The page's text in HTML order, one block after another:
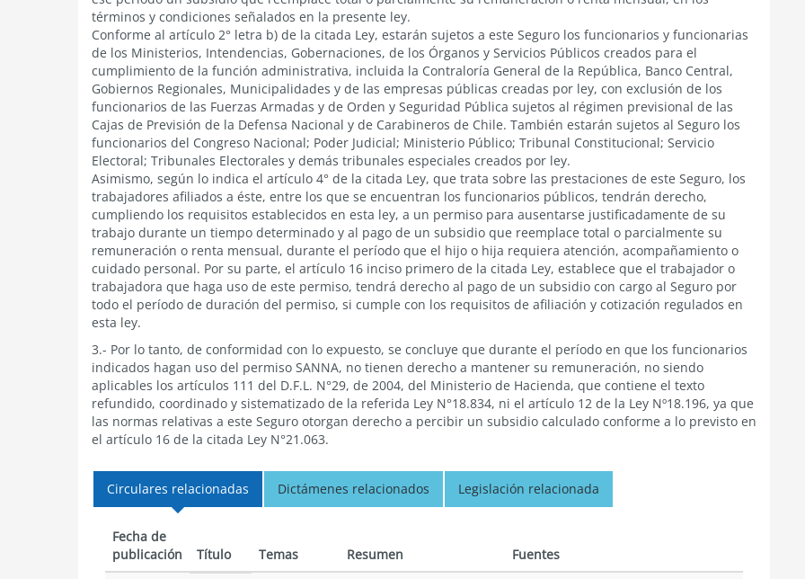
términos y condiciones señalados en la presente ley.
Conforme al artículo 2° letra b) de la citada Ley, estarán sujetos a este Seguro los funcionarios y funcionarias
de los Ministerios, Intendencias, Gobernaciones, de los Órganos y Servicios Públicos creados para el
cumplimiento de la función administrativa, incluida la Contraloría General de la República, Banco Central,
Gobiernos Regionales, Municipalidades y de las empresas públicas creadas por ley, con exclusión de los
funcionarios de las Fuerzas Armadas y de Orden y Seguridad Pública sujetos al régimen previsional de las
Cajas de Previsión de la Defensa Nacional y de Carabineros de Chile. También estarán sujetos al Seguro los
funcionarios del Congreso Nacional; Poder Judicial; Ministerio Público; Tribunal Constitucional; Servicio
Electoral; Tribunales Electorales y demás tribunales especiales creados por ley.
Asimismo, según lo indica el artículo 4° de la citada Ley, que trata sobre las prestaciones de este Seguro, los
trabajadores afiliados a éste, entre los que se encuentran los funcionarios públicos, tendrán derecho,
cumpliendo los requisitos establecidos en esta ley, a un permiso para ausentarse justificadamente de su
trabajo durante un tiempo determinado y al pago de un subsidio que reemplace total o parcialmente su
remuneración o renta mensual, durante el período que el hijo o hija requiera atención, acompañamiento o
cuidado personal. Por su parte, el artículo 16 inciso primero de la citada Ley, establece que el trabajador o
trabajadora que haga uso de este permiso, tendrá derecho al pago de un subsidio con cargo al Seguro por
todo el período de duración del permiso, si cumple con los requisitos de afiliación y cotización regulados en
esta ley.
3.- Por lo tanto, de conformidad con lo expuesto, se concluye que durante el período en que los funcionarios
indicados hagan uso del permiso SANNA, no tienen derecho a mantener su remuneración, no siendo
aplicables los artículos 111 del D.F.L. N°29, de 2004, del Ministerio de Hacienda, que contiene el texto
refundido, coordinado y sistematizado de la referida Ley N°18.834, ni el artículo 12 de la Ley Nº18.196, ya que
las normas relativas a este Seguro otorgan derecho a percibir un subsidio calculado conforme a lo previsto en
el artículo 16 de la citada Ley N°21.063.
Circulares relacionadas Dictámenes relacionados Legislación relacionada
Fecha de
publicación
Título Temas Resumen
Fuentes